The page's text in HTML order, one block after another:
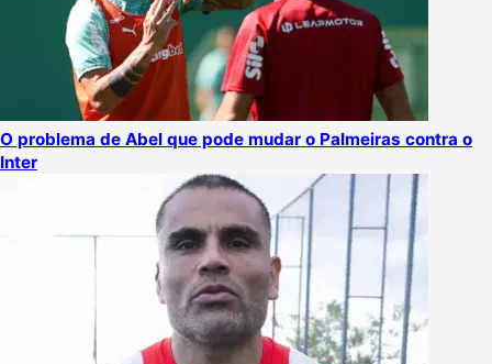
O problema de Abel que pode mudar o Palmeiras contra o
Inter